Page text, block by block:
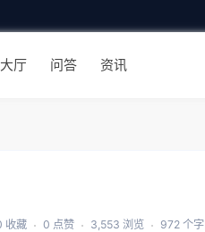
厅 问答 资讯
收藏 0 点赞 3,553 浏览 972 个字